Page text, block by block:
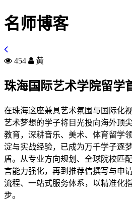
名师博客
454 黄
珠海国际艺术学院留学
在珠海这座兼具艺术氛围与国际化
艺术梦想的学子将目光投向海外顶
教育，深耕音乐、美术、体育留学
淀与实战经验，已成为万千学子逐
盾。从专业方向规划、全球院校匹
言能力强化，再到推荐信撰写与申
流程、一站式服务体系，以精准化
步。